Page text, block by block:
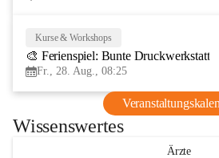
Kurse & Workshops
🎨 Ferienspiel: Bunte Druckwerkstatt
Fr., 28. Aug., 08:25
Wissenswertes
Ärzte